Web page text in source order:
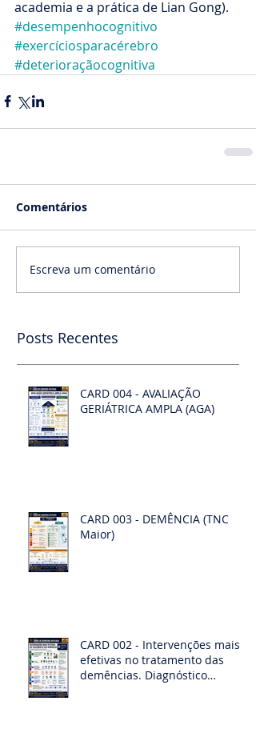
academia e a prática de Lian Gong).
#desempenhocognitivo
#exercíciosparacérebro
#deterioraçãocognitiva
Comentários
Escreva um comentário
Posts Recentes
CARD 004 - AVALIAÇÃO
GERIÁTRICA AMPLA (AGA)
CARD 003 - DEMÊNCIA (TNC
Maior)
CARD 002 - Intervenções mais
efetivas no tratamento das
demências. Diagnóstico